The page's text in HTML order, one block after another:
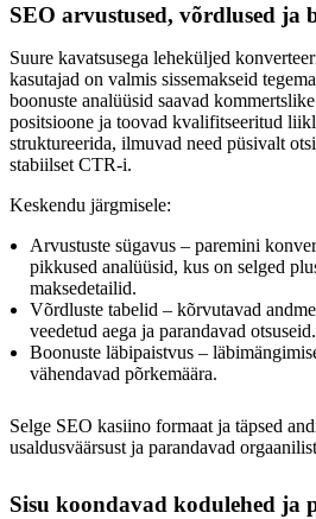
SEO arvustused, võrdlused ja
Suure kavatsusega leheküljed
kasutajad on valmis sissemakseid
boonuste analüüsid saavad
positsioone ja toovad kvalifitseeritud
struktureerida, ilmuvad need püsivalt
stabiilset CTR-i.
Keskendu järgmisele:
Arvustuste sügavus – paremini
pikkused analüüsid, kus on selged
maksedetailid.
Võrdluste tabelid – kõrvutavad
veedetud aega ja parandavad otsuseid.
Boonuste läbipaistvus –
vähendavad põrkemäära.
Selge SEO kasiino formaat ja täpsed
usaldusväärsust ja parandavad
Sisu koondavad kodulehed ja